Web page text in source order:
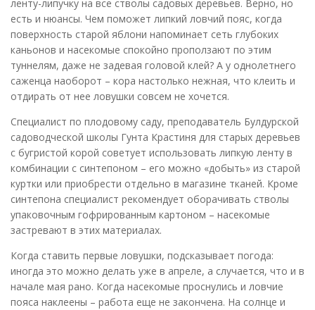
ленту-липучку на все стволы садовых деревьев. Верно, но
есть и нюансы. Чем поможет липкий ловчий пояс, когда
поверхность старой яблони напоминает сеть глубоких
каньонов и насекомые спокойно проползают по этим
туннелям, даже не задевая головой клей? А у однолетнего
саженца наоборот – кора настолько нежная, что клеить и
отдирать от нее ловушки совсем не хочется.
Специалист по плодовому саду, преподаватель Булдурской
садоводческой школы Гунта Крастиня для старых деревьев
с бугристой корой советует использовать липкую ленту в
комбинации с синтепоном – его можно «добыть» из старой
куртки или приобрести отдельно в магазине тканей. Кроме
синтепона специалист рекомендует оборачивать стволы
упаковочным гофрированным картоном – насекомые
застревают в этих материалах.
Когда ставить первые ловушки, подсказывает погода:
иногда это можно делать уже в апреле, а случается, что и в
начале мая рано. Когда насекомые проснулись и ловчие
пояса наклеены – работа еще не закончена. На солнце и